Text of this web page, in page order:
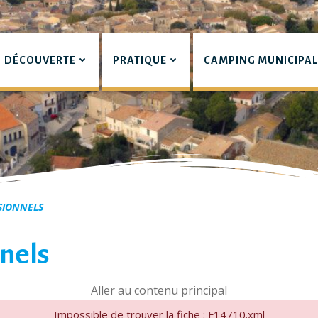
DÉCOUVERTE PRATIQUE CAMPING MUNICIPAL
Aller au contenu principal
Impossible de trouver la fiche : F14710.xml